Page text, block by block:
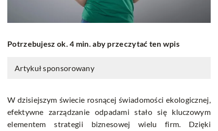
Potrzebujesz ok. 4 min. aby przeczytać ten wpis
Artykuł sponsorowany
W dzisiejszym świecie rosnącej świadomości ekologicznej,
efektywne zarządzanie odpadami stało się kluczowym
elementem strategii biznesowej wielu firm. Dzięki